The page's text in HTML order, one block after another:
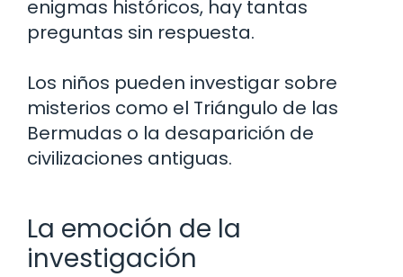
enigmas históricos, hay tantas
preguntas sin respuesta.
Los niños pueden investigar sobre
misterios como el Triángulo de las
Bermudas o la desaparición de
civilizaciones antiguas.
La emoción de la
investigación